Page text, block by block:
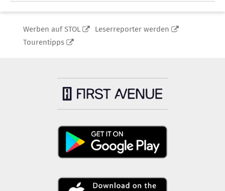
Werben auf STOL
Leserreporter werden
Tourentipps